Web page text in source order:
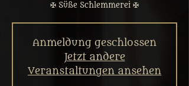
✠ Süße Schlemmerei ✠
Anmeldung geschlossen
Jetzt andere
Veranstaltungen ansehen